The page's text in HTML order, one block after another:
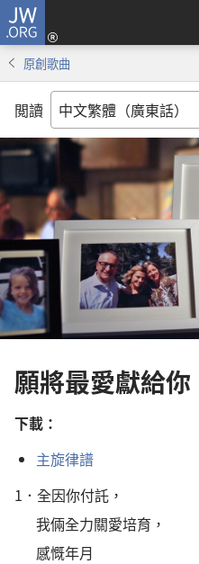
JW.ORG
原創歌曲
閲讀
願將最愛獻給你
下載：
主旋律譜
1． 全因你付託，
我倆全力關愛培育，
感慨年月